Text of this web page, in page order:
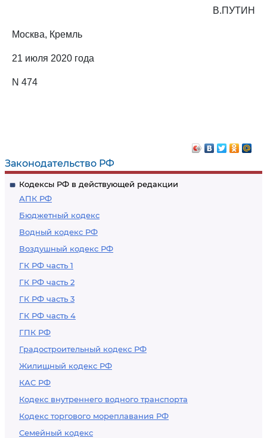
Законодательство РФ
Кодексы РФ в действующей редакции
АПК РФ
Бюджетный кодекс
Водный кодекс РФ
Воздушный кодекс РФ
ГК РФ часть 1
ГК РФ часть 2
ГК РФ часть 3
ГК РФ часть 4
ГПК РФ
Градостроительный кодекс РФ
Жилищный кодекс РФ
КАС РФ
Кодекс внутреннего водного транспорта
Кодекс торгового мореплавания РФ
Семейный кодекс
В.ПУТИН
Москва, Кремль
21 июля 2020 года
N 474